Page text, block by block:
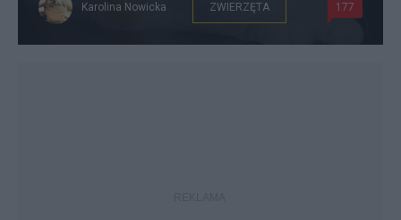
Karolina Nowicka ZWIERZĘTA 177